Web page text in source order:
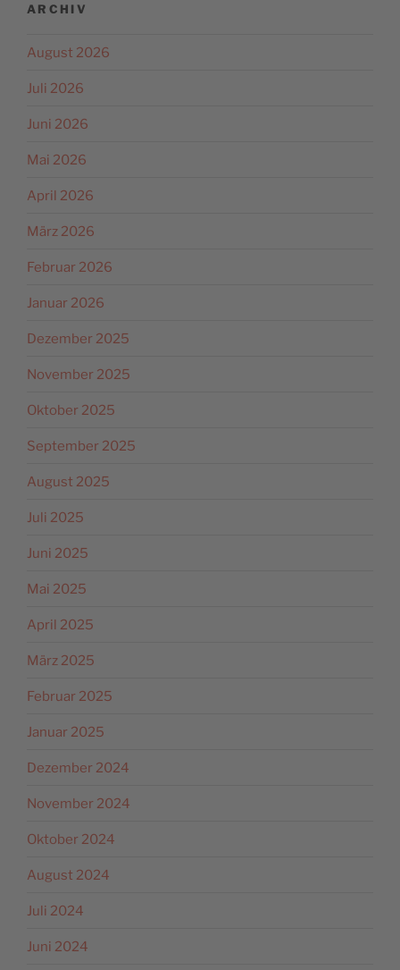
ARCHIV
August 2026
Juli 2026
Juni 2026
Mai 2026
April 2026
März 2026
Februar 2026
Januar 2026
Dezember 2025
November 2025
Oktober 2025
September 2025
August 2025
Juli 2025
Juni 2025
Mai 2025
April 2025
März 2025
Februar 2025
Januar 2025
Dezember 2024
November 2024
Oktober 2024
August 2024
Juli 2024
Juni 2024